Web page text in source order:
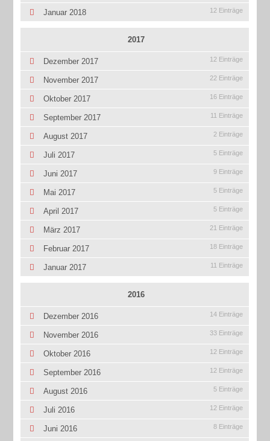
Januar 2018 12 Einträge
2017
Dezember 2017 12 Einträge
November 2017 22 Einträge
Oktober 2017 16 Einträge
September 2017 11 Einträge
August 2017 2 Einträge
Juli 2017 5 Einträge
Juni 2017 9 Einträge
Mai 2017 5 Einträge
April 2017 5 Einträge
März 2017 21 Einträge
Februar 2017 18 Einträge
Januar 2017 11 Einträge
2016
Dezember 2016 14 Einträge
November 2016 33 Einträge
Oktober 2016 12 Einträge
September 2016 12 Einträge
August 2016 5 Einträge
Juli 2016 12 Einträge
Juni 2016 8 Einträge